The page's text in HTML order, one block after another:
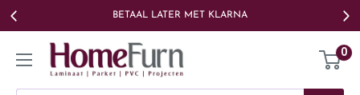
Ga
naar
BETAAL LATER MET KLARNA
Homefurn 0